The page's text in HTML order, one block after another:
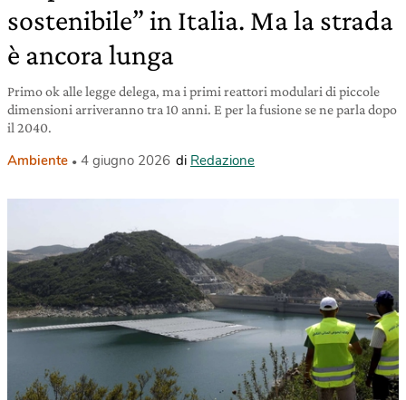
sostenibile” in Italia. Ma la strada
è ancora lunga
Primo ok alle legge delega, ma i primi reattori modulari di piccole
dimensioni arriveranno tra 10 anni. E per la fusione se ne parla dopo
il 2040.
Ambiente 4 giugno 2026 di Redazione